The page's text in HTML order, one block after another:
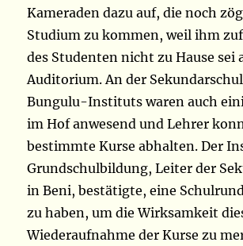
Kameraden dazu auf, die noch
Studium zu kommen, weil ihm
des Studenten nicht zu Hause sei
Auditorium. An der
Bungulu-Instituts waren auch
im Hof anwesend und Lehrer
bestimmte Kurse abhalten. Der
Grundschulbildung, Leiter der
in Beni, bestätigte, eine
zu haben, um die Wirksamkeit
Wiederaufnahme der Kurse zu